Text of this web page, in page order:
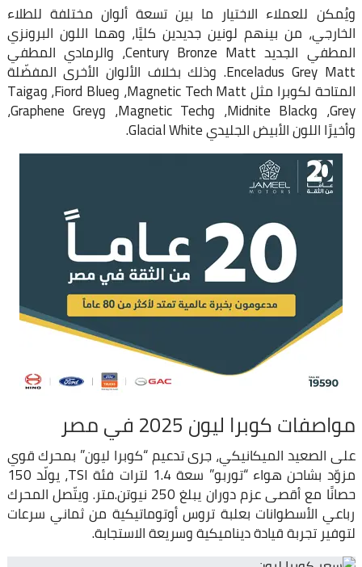
ويُمكن للعملاء الاختيار ما بين تسعة ألوان مختلفة للطلاء
الخارجي، من بينهم لونين جديدين كليًا، وهما اللون البرونزي
المطفي الجديد Century Bronze Matt، والرمادي المطفي
Enceladus Grey Matt. وذلك بخلاف الألوان الأخرى المفضّلة
المتاحة لكوبرا مثل Magnetic Tech Matt، وFiord Blue، وTaiga
Grey، وMidnite Black، وMagnetic Tech، وGraphene Grey،
وأخيرًا اللون الأبيض الجليدي Glacial White.
مواصفات كوبرا ليون 2025 في مصر
على الصعيد الميكانيكي، جرى تدعيم “كوبرا ليون” بمحرك قوي
مزوّد بشاحن هواء “توربو” سعة 1.4 لترات فئة TSI، يولّد 150
حصانًا مع أقصى عزم دوران يبلغ 250 نيوتن.متر. ويتّصل المحرك
رباعي الأسطوانات بعلبة تروس أوتوماتيكية من ثماني سرعات
لتوفير تجربة قيادة ديناميكية وسريعة الاستجابة.